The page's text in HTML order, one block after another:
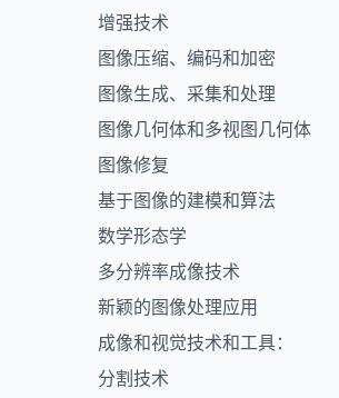
增强技术
图像压缩、编码和加密
图像生成、采集和处理
图像几何体和多视图几何体
图像修复
基于图像的建模和算法
数学形态学
多分辨率成像技术
新颖的图像处理应用
成像和视觉技术和工具：
分割技术